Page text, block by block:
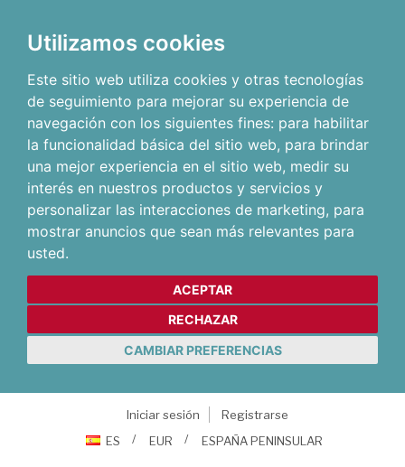
Utilizamos cookies
Este sitio web utiliza cookies y otras tecnologías
de seguimiento para mejorar su experiencia de
navegación con los siguientes fines: para habilitar
la funcionalidad básica del sitio web, para brindar
una mejor experiencia en el sitio web, medir su
interés en nuestros productos y servicios y
personalizar las interacciones de marketing, para
mostrar anuncios que sean más relevantes para
usted.
ACEPTAR
RECHAZAR
CAMBIAR PREFERENCIAS
Iniciar sesión
Registrarse
ES
EUR ESPAÑA PENINSULAR